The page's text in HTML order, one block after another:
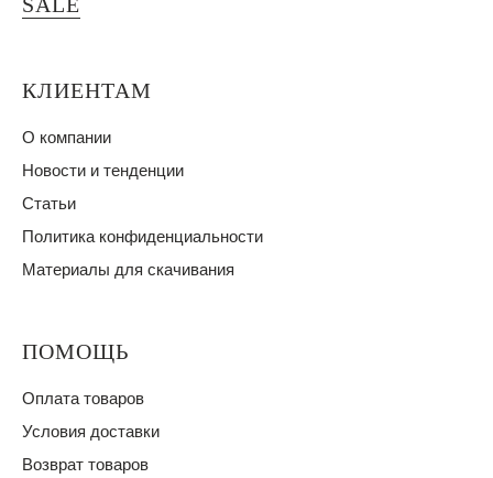
КЛИЕНТАМ
О компании
Новости и тенденции
Статьи
Политика конфиденциальности
Материалы для скачивания
ПОМОЩЬ
Оплата товаров
Условия доставки
Возврат товаров